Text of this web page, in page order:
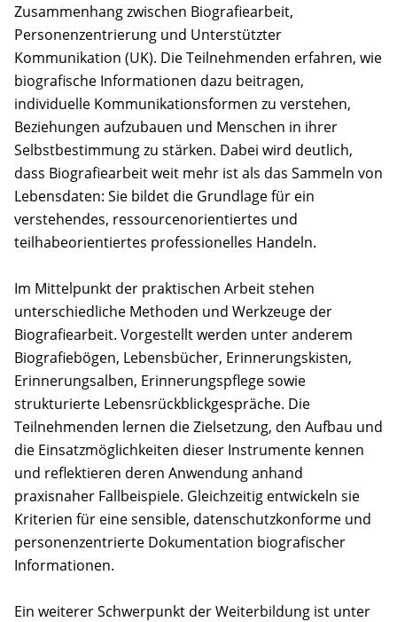
Zusammenhang zwischen Biografiearbeit,
Personenzentrierung und Unterstützter
Kommunikation (UK). Die Teilnehmenden erfahren, wie
biografische Informationen dazu beitragen,
individuelle Kommunikationsformen zu verstehen,
Beziehungen aufzubauen und Menschen in ihrer
Selbstbestimmung zu stärken. Dabei wird deutlich,
dass Biografiearbeit weit mehr ist als das Sammeln von
Lebensdaten: Sie bildet die Grundlage für ein
verstehendes, ressourcenorientiertes und
teilhabeorientiertes professionelles Handeln.
Im Mittelpunkt der praktischen Arbeit stehen
unterschiedliche Methoden und Werkzeuge der
Biografiearbeit. Vorgestellt werden unter anderem
Biografiebögen, Lebensbücher, Erinnerungskisten,
Erinnerungsalben, Erinnerungspflege sowie
strukturierte Lebensrückblickgespräche. Die
Teilnehmenden lernen die Zielsetzung, den Aufbau und
die Einsatzmöglichkeiten dieser Instrumente kennen
und reflektieren deren Anwendung anhand
praxisnaher Fallbeispiele. Gleichzeitig entwickeln sie
Kriterien für eine sensible, datenschutzkonforme und
personenzentrierte Dokumentation biografischer
Informationen.
Ein weiterer Schwerpunkt der Weiterbildung ist unter